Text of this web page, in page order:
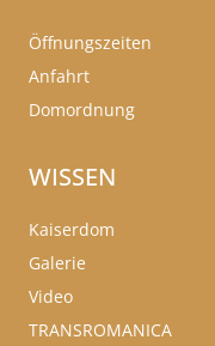
Öffnungszeiten
Anfahrt
Domordnung
WISSEN
Kaiserdom
Galerie
Video
TRANSROMANICA